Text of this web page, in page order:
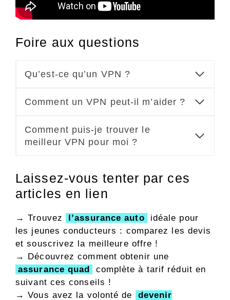
Foire aux questions
Qu’est-ce qu’un VPN ?
Comment un VPN peut-il m’aider ?
Comment puis-je trouver le
meilleur VPN pour moi ?
Laissez-vous tenter par ces
articles en lien
→ Trouvez l’assurance auto
idéale pour
les jeunes conducteurs : comparez les devis
et souscrivez la meilleure offre !
→ Découvrez comment obtenir une
assurance quad
complète à tarif réduit en
suivant ces conseils !
→ Vous avez la volonté de
devenir